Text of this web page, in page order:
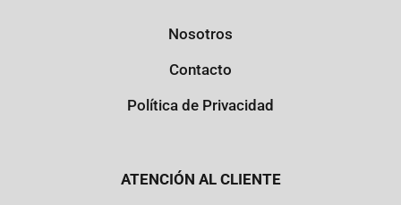
Nosotros
Contacto
Política de Privacidad
ATENCIÓN AL CLIENTE